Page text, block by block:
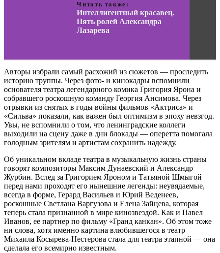
Читать также:
Интеллигентный красавец.
Пять ролей Александра
Лазарева
Авторы избрали самый расхожий из сюжетов — проследить
историю труппы. Через фото- и кинокадры вспомнили
основателя театра легендарного комика Григория Ярона и
собравшего роскошную команду Георгия Ансимова. Через
отрывки из снятых в годы войны фильмов «Актриса» и
«Сильва» показали, как важен был оптимизм в эпоху невзгод.
Увы, не вспомнили о том, что ленинградские коллеги
выходили на сцену даже в дни блокады — оперетта помогала
голодным зрителям и артистам сохранить надежду.
Об уникальном вкладе театра в музыкальную жизнь страны
говорят композиторы Максим Дунаевский и Александр
Журбин. Вслед за Григорием Яроном и Татьяной Шмыгой
перед нами проходят его нынешние легенды: неувядаемые,
всегда в форме, Герард Васильев и Юрий Веденеев,
роскошные Светлана Варгузова и Елена Зайцева, которая
теперь стала признанной в мире кинозвездой. Как и Павел
Иванов, ее партнер по фильму «Гранд канкан». Об этом тоже
ни слова, хотя именно картина влюбившегося в театр
Михаила Косырева-Нестерова стала для театра этапной — она
сделала его всемирно известным.